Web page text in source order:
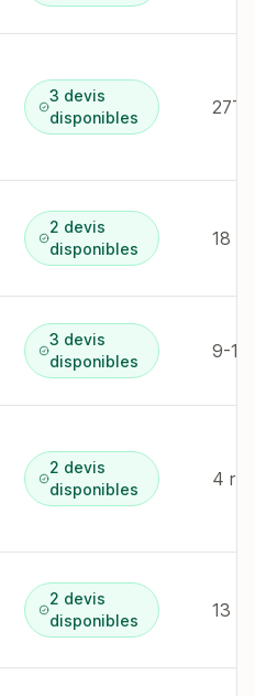
3 devis
disponibles
2 devis
disponibles
3 devis
disponibles
2 devis
disponibles
4
2 devis
disponibles
13